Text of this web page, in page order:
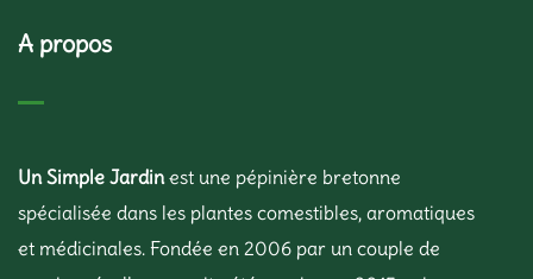
A propos
Un Simple Jardinest une pépinière bretonne
spécialisée dans les plantes comestibles, aromatiques
et médicinales. Fondée en 2006 par un couple de